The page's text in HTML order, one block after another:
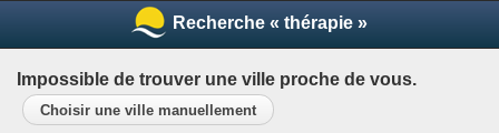
Recherche « thérapie »
Impossible de trouver une ville proche de vous.
Choisir une ville manuellement